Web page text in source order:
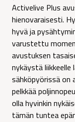
Activelive Plus
hienovaraisesti.
hyvä ja
varustettu
avustuksen
nykäystä
sähköpyörissä on
pelkkää
olla hyvinkin
tämän tuntea